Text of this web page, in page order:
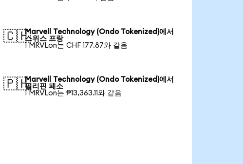
🇨🇭Marvell Technology (Ondo Tokenized)에서
스위스 프랑
1 MRVLon는 CHF 177.87와 같음
🇵🇭Marvell Technology (Ondo Tokenized)에서
필리핀 페소
1 MRVLon는 ₱13,363.11와 같음